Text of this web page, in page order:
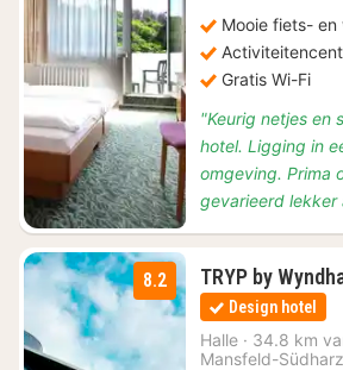
Mooie fiets-
Gratis Wi-Fi
"Keurig netjes en
hotel. Ligging in
omgeving. Prima
gevarieerd
8.2 TRYP by
Design hotel
Halle · 34.8 km
Mansfeld-Südharz